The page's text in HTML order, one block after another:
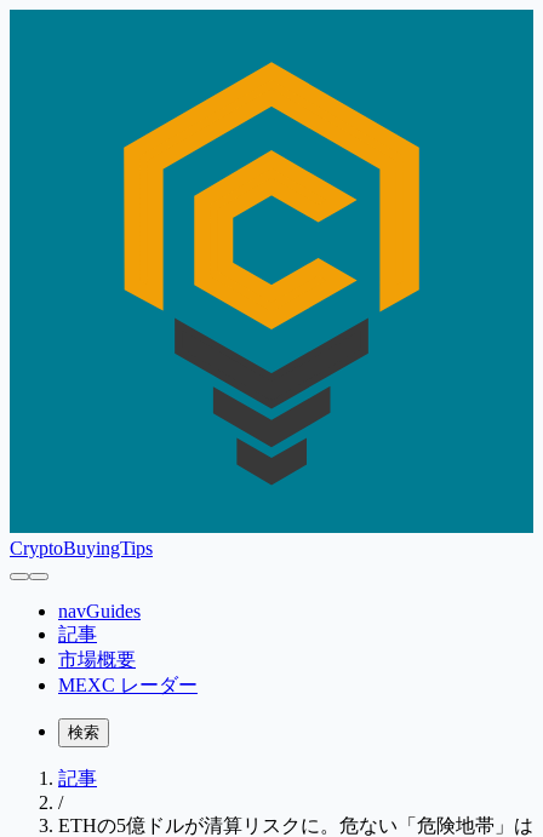
CryptoBuyingTips
navGuides
記事
市場概要
MEXC レーダー
検索
記事
/
ETHの5億ドルが清算リスクに。危ない「危険地帯」は